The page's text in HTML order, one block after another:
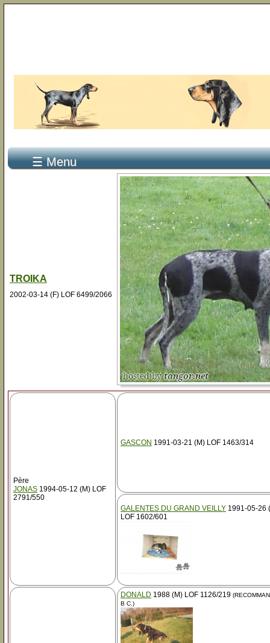
☰ Menu
TROIKA
2002-03-14 (F) LOF 6499/2066
Père
JONAS 1994-05-12 (M) LOF
2791/550
GASCON 1991-03-21 (M) LOF 1463/314
GALENTES DU GRAND VEILLY 1991-05-26
LOF 1602/601
DONALD 1988 (M) LOF 1126/219
B C.)